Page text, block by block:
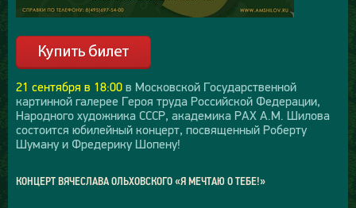
21 сентября в 18:00 в Московской Государственной
картинной галерее Героя труда Российской Федерации,
Народного художника СССР, академика РАХ А.М. Шилова
состоится юбилейный концерт, посвященный Роберту
Шуману и Фредерику Шопену!
КОНЦЕРТ ВЯЧЕСЛАВА ОЛЬХОВСКОГО «Я МЕЧТАЮ О ТЕБЕ!»